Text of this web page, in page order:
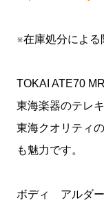
※在庫処分による
TOKAI ATE70
東海楽器のテレ
東海クオリティ
も魅力です。
ボディ アルダ